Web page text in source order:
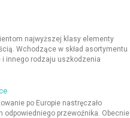
najwyższej klasy elementy
Wchodzące w skład asortymentu
i innego rodzaju uszkodzenia
po Europie nastręczało
odpowiedniego przewoźnika. Obecnie